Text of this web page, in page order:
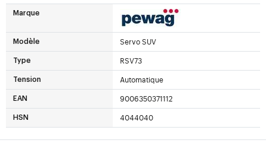
Marque
Modèle Servo SUV
Type RSV73
Tension Automatique
EAN 9006350371112
HSN 4044040